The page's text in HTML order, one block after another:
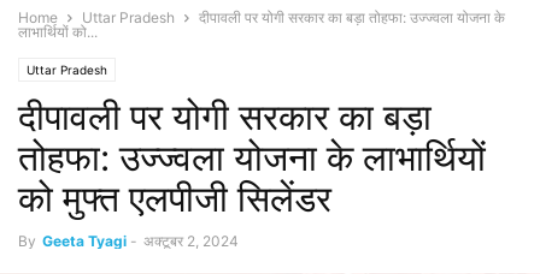
Home Uttar Pradesh
दीपावली पर योगी सरकार का बड़ा तोहफा: उज्ज्वला योजना के
लाभार्थियों को...
Uttar Pradesh
दीपावली पर योगी सरकार का बड़ा
तोहफा: उज्ज्वला योजना के लाभार्थियों
को मुफ्त एलपीजी सिलेंडर
By Geeta Tyagi - अक्टूबर 2, 2024